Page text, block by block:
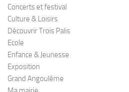
Concerts et festival
Culture & Loisirs
Découvrir Trois Palis
Ecole
Enfance & Jeunesse
Exposition
Grand Angoulême